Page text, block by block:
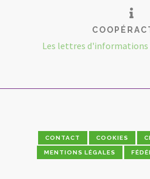
Les lettres d'informations
CONTACT COOKIES
MENTIONS LÉGALES